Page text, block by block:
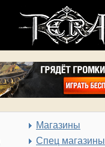
Магазины
Спец магазины